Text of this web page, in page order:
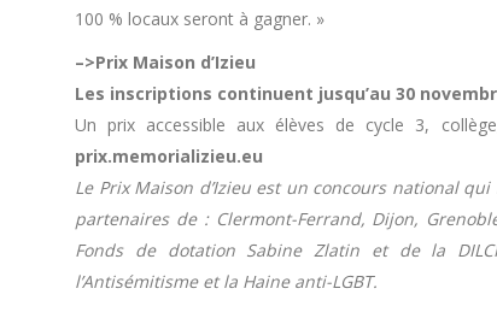
100 % locaux seront à gagner. »
–>Prix Maison d’Izieu
Les inscriptions continuent jusqu’au 30
Un prix accessible aux élèves de cycle 3,
prix.memorializieu.eu
Le Prix Maison d’Izieu est un concours national
partenaires de : Clermont-Ferrand, Dijon,
Fonds de dotation Sabine Zlatin et de la
l’Antisémitisme et la Haine anti-LGBT.